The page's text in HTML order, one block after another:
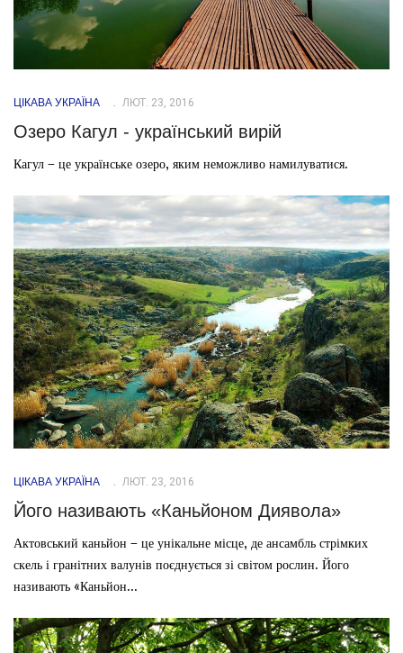
ЦІКАВА УКРАЇНА ЛЮТ. 23, 2016
Озеро Кагул - український вирій
Кагул – це українське озеро, яким неможливо намилуватися.
ЦІКАВА УКРАЇНА ЛЮТ. 23, 2016
Його називають «Каньйоном Диявола»
Актовський каньйон – це унікальне місце, де ансамбль стрімких
скель і гранітних валунів поєднується зі світом рослин. Його
називають «Каньйон...